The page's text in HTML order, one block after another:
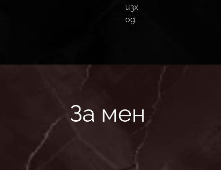
изх
од.
За мен